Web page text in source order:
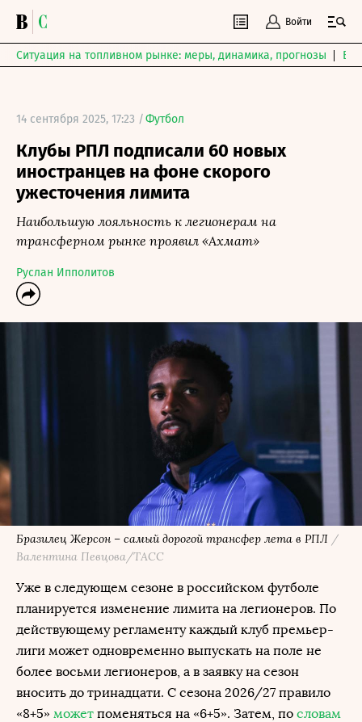
Войти
Ситуация на топливном рынке: меры, динамика, прогнозы
14 сентября 2025, 17:23 /Футбол
Клубы РПЛ подписали 60 новых
иностранцев на фоне скорого
ужесточения лимита
Наибольшую лояльность к легионерам на
трансферном рынке проявил «Ахмат»
Руслан Ипполитов
Бразилец Жерсон – самый дорогой трансфер лета в РПЛ /
Валентина Певцова/ТАСС
Уже в следующем сезоне в российском футболе
планируется изменение лимита на легионеров. По
действующему регламенту каждый клуб премьер-
лиги может одновременно выпускать на поле не
более восьми легионеров, а в заявку на сезон
вносить до тринадцати. С сезона 2026/27 правило
«8+5» может поменяться на «6+5». Затем, по словам